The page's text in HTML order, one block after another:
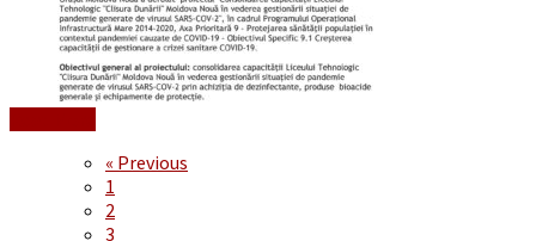
« Previous
1
2
3